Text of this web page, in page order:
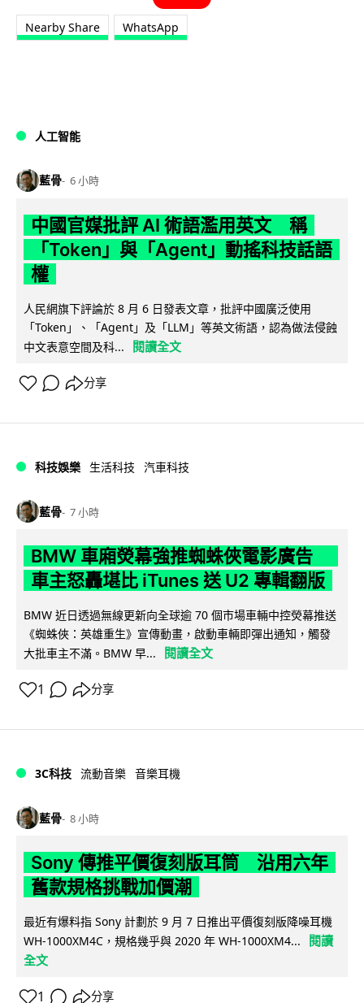
Nearby Share WhatsApp
人工智能
藍骨 6 小時
中國官媒批評 AI 術語濫用英文 稱
「Token」與「Agent」動搖科技話語
權
人民網旗下評論於 8 月 6 日發表文章，批評中國廣泛使用
「Token」、「Agent」及「LLM」等英文術語，認為做法侵蝕
中文表意空間及科...
閱讀全文
分享
科技娛樂 生活科技 汽車科技
藍骨 7 小時
BMW 車廂熒幕強推蜘蛛俠電影廣告
車主怒轟堪比 iTunes 送 U2 專輯翻版
BMW 近日透過無線更新向全球逾 70 個市場車輛中控熒幕推送
《蜘蛛俠：英雄重生》宣傳動畫，啟動車輛即彈出通知，觸發
大批車主不滿。BMW 早...
閱讀全文
1 分享
3C科技 流動音樂 音樂耳機
藍骨 8 小時
Sony 傳推平價復刻版耳筒 沿用六年
舊款規格挑戰加價潮
最近有爆料指 Sony 計劃於 9 月 7 日推出平價復刻版降噪耳機
WH-1000XM4C，規格幾乎與 2020 年 WH-1000XM4...
閱讀
全文
1 分享